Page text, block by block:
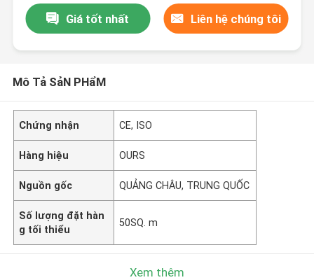
Giá tốt nhất Liên hệ chúng tôi
Mô Tả SảN PHẩM
Chứng nhận CE, ISO
Hàng hiệu OURS
Nguồn gốc QUẢNG CHÂU, TRUNG QUỐC
Số lượng đặt hàn
g tối thiểu
50SQ. m
Xem thêm